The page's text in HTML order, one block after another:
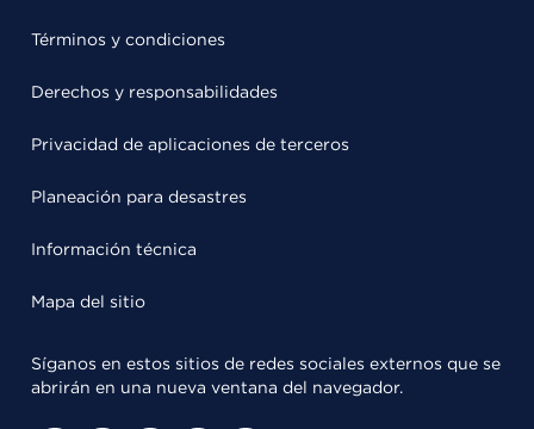
Términos y condiciones
Derechos y responsabilidades
Privacidad de aplicaciones de terceros
Planeación para desastres
Información técnica
Mapa del sitio
Síganos en estos sitios de redes sociales externos que se
abrirán en una nueva ventana del navegador.